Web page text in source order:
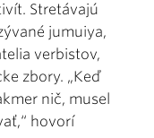
Stretávajú
jumuiya,
verbistov,
zbory. „Keď
nič, musel
hovorí